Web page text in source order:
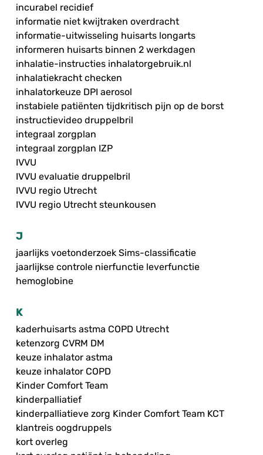
incurabel recidief
informatie niet kwijtraken overdracht
informatie-uitwisseling huisarts longarts
informeren huisarts binnen 2 werkdagen
inhalatie-instructies inhalatorgebruik.nl
inhalatiekracht checken
inhalatorkeuze DPI aerosol
instabiele patiënten tijdkritisch pijn op de borst
instructievideo druppelbril
integraal zorgplan
integraal zorgplan IZP
IVVU
IVVU evaluatie druppelbril
IVVU regio Utrecht
IVVU regio Utrecht steunkousen
J
jaarlijks voetonderzoek Sims-classificatie
jaarlijkse controle nierfunctie leverfunctie
hemoglobine
K
kaderhuisarts astma COPD Utrecht
ketenzorg CVRM DM
keuze inhalator astma
keuze inhalator COPD
Kinder Comfort Team
kinderpalliatief
kinderpalliatieve zorg Kinder Comfort Team KCT
klantreis oogdruppels
kort overleg